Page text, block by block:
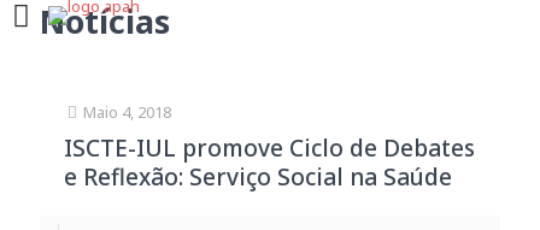
Notícias
Maio 4, 2018
ISCTE-IUL promove Ciclo de Debates
e Reflexão: Serviço Social na Saúde